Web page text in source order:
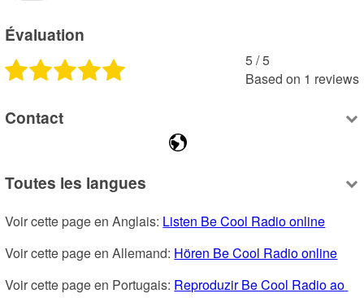
Évaluation
5 /5
Based on 1 reviews
Contact
Toutes les langues
Voir cette page en Anglais: Listen Be Cool Radio online
Voir cette page en Allemand: Hören Be Cool Radio online
Voir cette page en Portugais: Reproduzir Be Cool Radio ao